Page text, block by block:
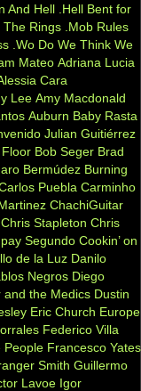
And Hell .Hell Bent for
The Rings .Mob Rules
.Wo Do We Think We
Mateo Adriana Lucia
Cara
Lee Amy Macdonald
Auburn Baby Rasta
Julian Guitiérrez
Bob Seger Brad
Bermúdez Burning
Puebla Carminho
ChachiGuitar
Chris Stapleton Chris
Segundo Cookin’ on
de la Luz Danilo
Negros Diego
and the Medics Dustin
Eric Church Europe
Federico Villa
People Francesco Yates
Smith Guillermo
Lavoe Igor